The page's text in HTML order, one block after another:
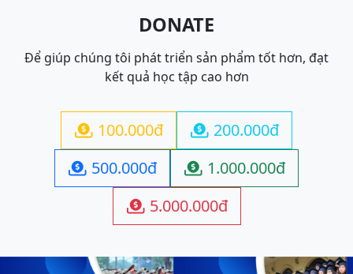
DONATE
Để giúp chúng tôi phát triển sản phẩm tốt hơn, đạt
kết quả học tập cao hơn
 100.000đ  200.000đ
 500.000đ  1.000.000đ
 5.000.000đ